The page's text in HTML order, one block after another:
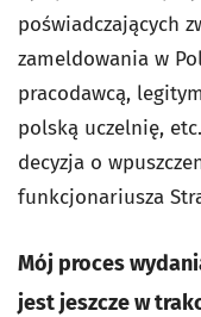
poświadczających
zameldowania w
pracodawcą,
polską uczelnię,
decyzja o
funkcjonariusza
Mój proces
jest jeszcze w